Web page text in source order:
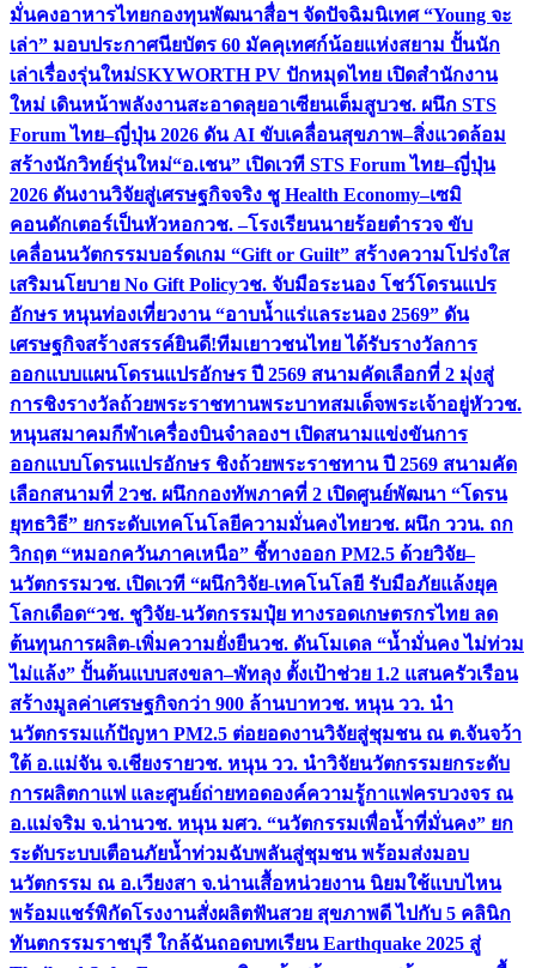
มั่นคงอาหารไทยกองทุนพัฒนาสื่อฯ จัดปัจฉิมนิเทศ “Young จะ
เล่า” มอบประกาศนียบัตร 60 มัคคุเทศก์น้อยแห่งสยาม ปั้นนัก
เล่าเรื่องรุ่นใหม่SKYWORTH PV ปักหมุดไทย เปิดสำนักงาน
ใหม่ เดินหน้าพลังงานสะอาดลุยอาเซียนเต็มสูบวช. ผนึก STS
Forum ไทย–ญี่ปุ่น 2026 ดัน AI ขับเคลื่อนสุขภาพ–สิ่งแวดล้อม
สร้างนักวิทย์รุ่นใหม่“อ.เชน” เปิดเวที STS Forum ไทย–ญี่ปุ่น
2026 ดันงานวิจัยสู่เศรษฐกิจจริง ชู Health Economy–เซมิ
คอนดักเตอร์เป็นหัวหอกวช. –โรงเรียนนายร้อยตำรวจ ขับ
เคลื่อนนวัตกรรมบอร์ดเกม “Gift or Guilt” สร้างความโปร่งใส
เสริมนโยบาย No Gift Policyวช. จับมือระนอง โชว์โดรนแปร
อักษร หนุนท่องเที่ยวงาน “อาบน้ำแร่แลระนอง 2569” ดัน
เศรษฐกิจสร้างสรรค์ยินดี!ทีมเยาวชนไทย ได้รับรางวัลการ
ออกแบบแผนโดรนแปรอักษร ปี 2569 สนามคัดเลือกที่ 2 มุ่งสู่
การชิงรางวัลถ้วยพระราชทานพระบาทสมเด็จพระเจ้าอยู่หัววช.
หนุนสมาคมกีฬาเครื่องบินจำลองฯ เปิดสนามแข่งขันการ
ออกแบบโดรนแปรอักษร ชิงถ้วยพระราชทาน ปี 2569 สนามคัด
เลือกสนามที่ 2วช. ผนึกกองทัพภาคที่ 2 เปิดศูนย์พัฒนา “โดรน
ยุทธวิธี” ยกระดับเทคโนโลยีความมั่นคงไทยวช. ผนึก ววน. ถก
วิกฤต “หมอกควันภาคเหนือ” ชี้ทางออก PM2.5 ด้วยวิจัย–
นวัตกรรมวช. เปิดเวที “ผนึกวิจัย-เทคโนโลยี รับมือภัยแล้งยุค
โลกเดือด“วช. ชูวิจัย-นวัตกรรมปุ๋ย ทางรอดเกษตรกรไทย ลด
ต้นทุนการผลิต-เพิ่มความยั่งยืนวช. ดันโมเดล “น้ำมั่นคง ไม่ท่วม
ไม่แล้ง” ปั้นต้นแบบสงขลา–พัทลุง ตั้งเป้าช่วย 1.2 แสนครัวเรือน
สร้างมูลค่าเศรษฐกิจกว่า 900 ล้านบาทวช. หนุน วว. นำ
นวัตกรรมแก้ปัญหา PM2.5 ต่อยอดงานวิจัยสู่ชุมชน ณ ต.จันจว้า
ใต้ อ.แม่จัน จ.เชียงรายวช. หนุน วว. นำวิจัยนวัตกรรมยกระดับ
การผลิตกาแฟ และศูนย์ถ่ายทอดองค์ความรู้กาแฟครบวงจร ณ
อ.แม่จริม จ.น่านวช. หนุน มศว. “นวัตกรรมเพื่อน้ำที่มั่นคง” ยก
ระดับระบบเตือนภัยน้ำท่วมฉับพลันสู่ชุมชน พร้อมส่งมอบ
นวัตกรรม ณ อ.เวียงสา จ.น่านเสื้อหน่วยงาน นิยมใช้แบบไหน
พร้อมแชร์พิกัดโรงงานสั่งผลิตฟันสวย สุขภาพดี ไปกับ 5 คลินิก
ทันตกรรมราชบุรี ใกล้ฉันถอดบทเรียน Earthquake 2025 สู่